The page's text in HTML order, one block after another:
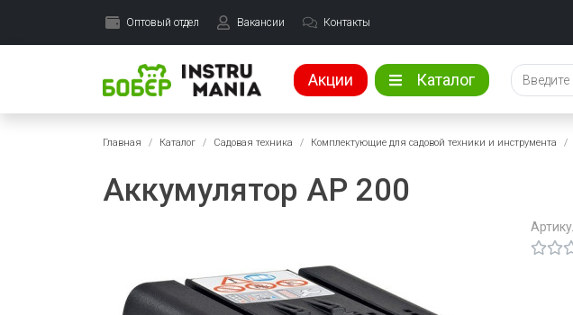
Оптовый отдел Вакансии Контакты
Акции Каталог
Главная Каталог Садовая техника Комплектующие для садовой техники и инструмента
Аккумулятор AP 200